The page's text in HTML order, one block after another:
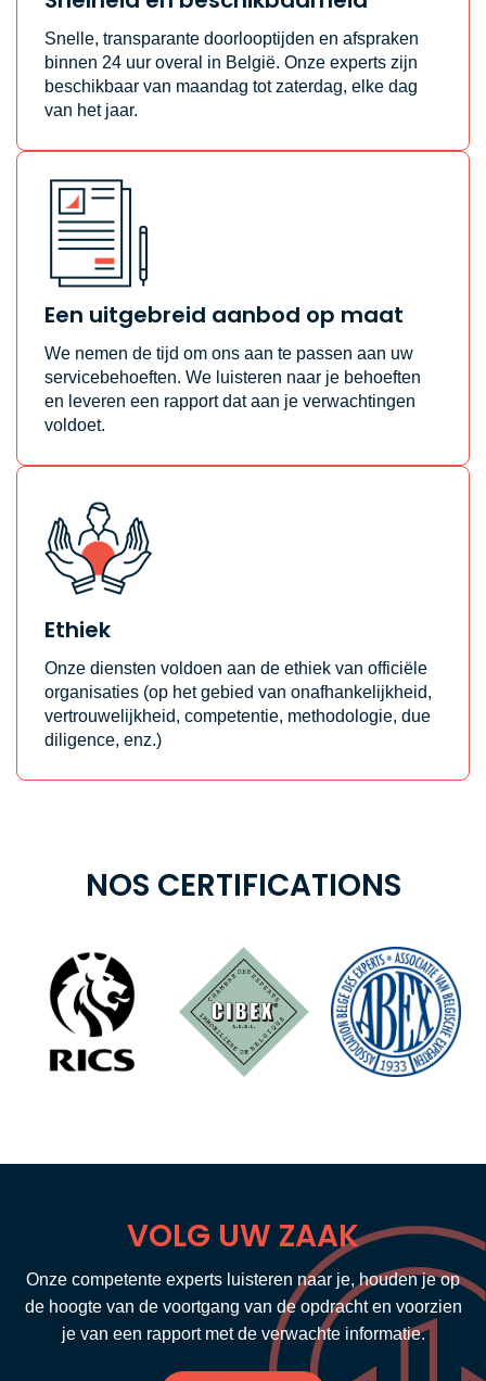
Snelle, transparante doorlooptijden en afspraken
binnen 24 uur overal in België. Onze experts zijn
beschikbaar van maandag tot zaterdag, elke dag
van het jaar.
Een uitgebreid aanbod op maat
We nemen de tijd om ons aan te passen aan uw
servicebehoeften. We luisteren naar je behoeften
en leveren een rapport dat aan je verwachtingen
voldoet.
Ethiek
Onze diensten voldoen aan de ethiek van officiële
organisaties (op het gebied van onafhankelijkheid,
vertrouwelijkheid, competentie, methodologie, due
diligence, enz.)
NOS CERTIFICATIONS
VOLG UW ZAAK
Onze competente experts luisteren naar je, houden je op
de hoogte van de voortgang van de opdracht en voorzien
je van een rapport met de verwachte informatie.